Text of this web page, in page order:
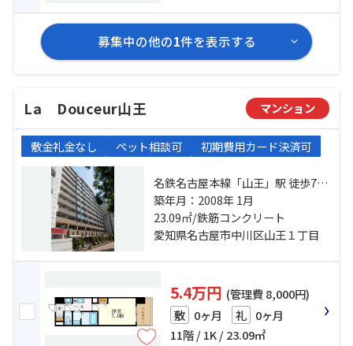
募集中の他の1件を表示する
La Douceur山王 マンション
敷金礼金なし ペット相談可 初期費用カード決済可
名鉄名古屋本線「山王」駅 徒歩7分
東海道本線「尾頭橋」駅 徒歩13分
名古屋市営鶴舞線「大須観音」
駅 徒歩15分
築年月：2008年 1月
23.09㎡/鉄筋コンクリート
愛知県名古屋市中川区山王１丁目
5.4万円 (管理費 8,000円)
敷 0ヶ月 礼 0ヶ月
11階 / 1K / 23.09㎡